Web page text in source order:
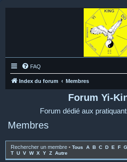
FAQ
Index du forum Membres
Forum Yi-
Forum dédié aux
Membres
Rechercher un membre • Tous A B C D E F G
T U V W X Y Z Autre